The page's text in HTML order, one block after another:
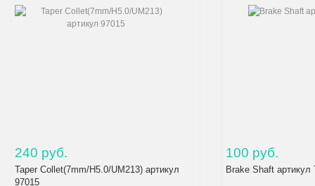
240 руб.
Taper Collet(7mm/H5.0/UM213) артикул
97015
100 руб.
Brake Shaft артикул